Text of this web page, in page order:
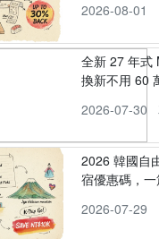
2026-08-01
全新 27 年式
換新不用 60
2026-07-30
2026 韓國自
宿優惠碼，
2026-07-29